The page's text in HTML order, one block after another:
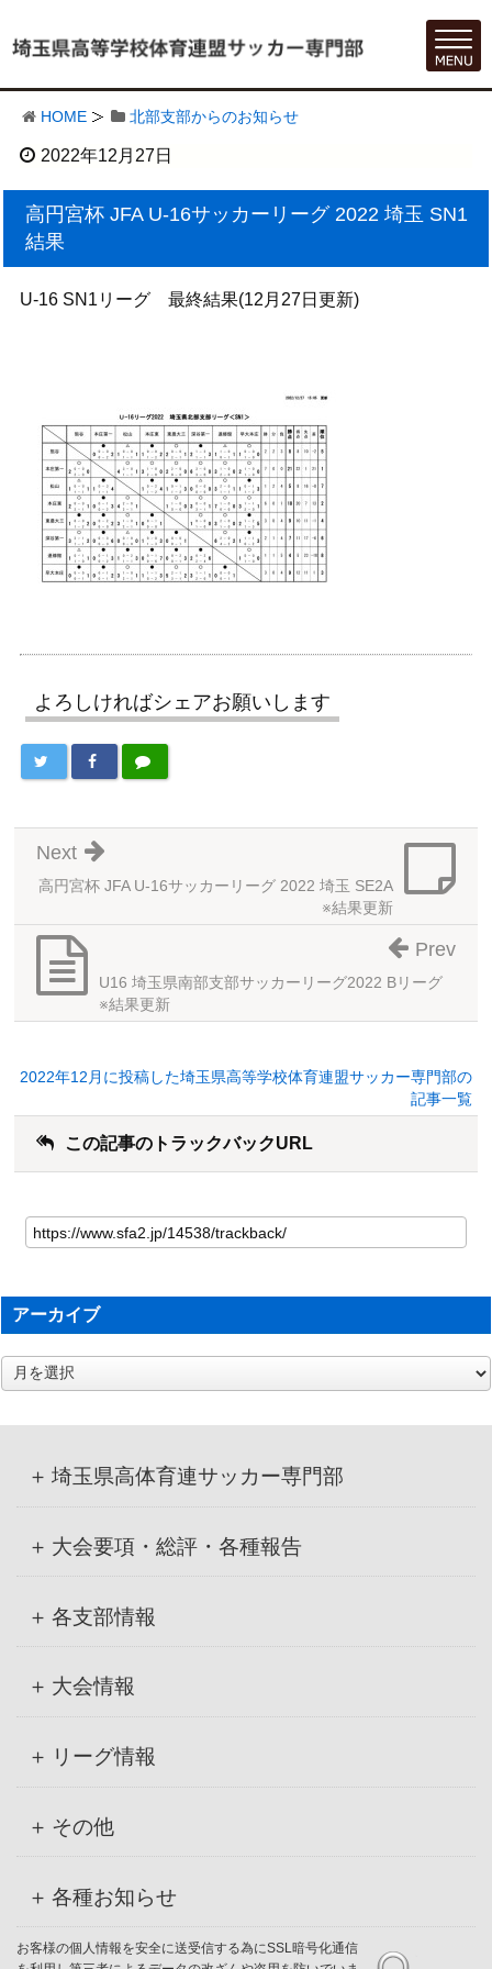
HOME 北部支部からのお知らせ
2022年12月27日
高円宮杯 JFA U-16サッカーリーグ 2022 埼玉 SN1
結果
U-16 SN1リーグ 最終結果(12月27日更新)
よろしければシェアお願いします
高円宮杯 JFA U-16サッカーリーグ 2022 埼玉 SE2A
※結果更新
Next
U16 埼玉県南部支部サッカーリーグ2022 Bリーグ
※結果更新
Prev
2022年12月に投稿した埼玉県高等学校体育連盟サッカー専門部の
記事一覧
この記事のトラックバックURL
アーカイブ
ア
ー
埼玉県高体育連サッカー専門部
大会要項・総評・各種報告
各支部情報
大会情報
リーグ情報
その他
各種お知らせ
お客様の個人情報を安全に送受信する為にSSL暗号化通信